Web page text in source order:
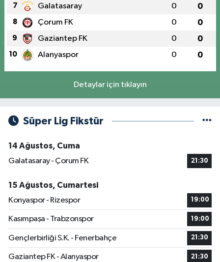
7 Galatasaray 0 0
8 Çorum FK 0 0
9 Gaziantep FK 0 0
10 Alanyaspor 0 0
Detaylar için tıklayın
Süper Lig Fikstür
14 Ağustos, Cuma
Galatasaray - Çorum FK
21:30
15 Ağustos, Cumartesi
Konyaspor - Rizespor
19:00
Kasımpaşa - Trabzonspor 19:00
Gençlerbirliği S.K. - Fenerbahçe 21:30
Gaziantep FK - Alanyaspor 21:30